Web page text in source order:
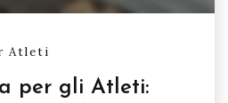
Atleti
per gli Atleti: